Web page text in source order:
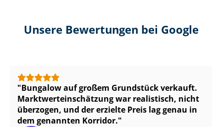
Unsere Bewertungen bei Google
Bungalow auf großem Grundstück verkauft.
Markt­wert­ein­schät­zung war realistisch, nicht
überzogen, und der erzielte Preis lag genau in
dem genannten Korridor.